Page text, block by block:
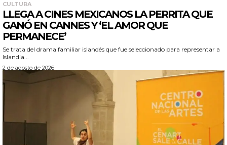
CULTURA
LLEGA A CINES MEXICANOS LA PERRITA QUE
GANÓ EN CANNES Y ‘EL AMOR QUE
PERMANECE’
Se trata del drama familiar islandés que fue seleccionado para representar a
Islandia...
2 de agosto de 2026